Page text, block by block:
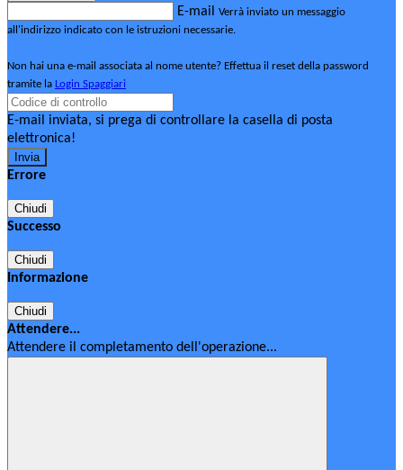
E-mail Verrà inviato un messaggio
all'indirizzo indicato con le istruzioni necessarie.
Non hai una e-mail associata al nome utente? Effettua il reset della password
tramite la Login Spaggiari
E-mail inviata, si prega di controllare la casella di posta
elettronica!
Errore
Chiudi
Successo
Chiudi
Informazione
Chiudi
Attendere...
Attendere il completamento dell'operazione...